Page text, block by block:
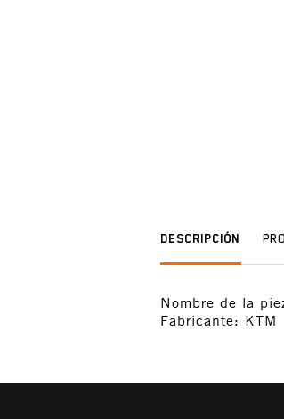
DESCRIPCIÓN
Nombre de la
Fabricante: KTM